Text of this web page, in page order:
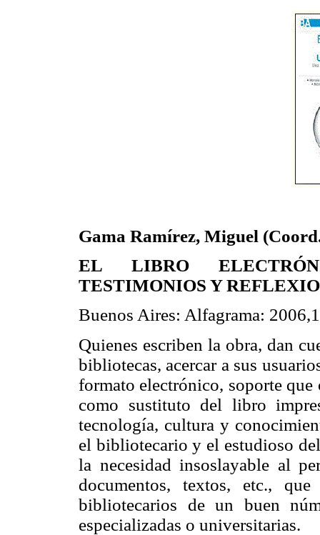
Gama Ramírez, Miguel
EL LIBRO
TESTIMONIOS Y
Buenos Aires: Alfagrama:
Quienes escriben la obra, dan
bibliotecas, acercar a sus
formato electrónico, soporte
como sustituto del libro
tecnología, cultura y
el bibliotecario y el estudioso
la necesidad insoslayable al
documentos, textos, etc.,
bibliotecarios de un buen
especializadas o universitarias.